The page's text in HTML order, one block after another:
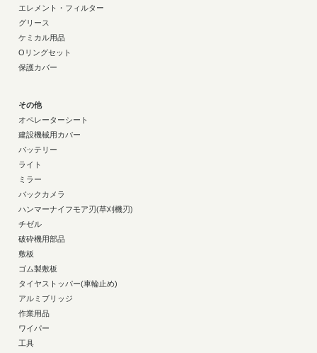
エレメント・フィルター
グリース
ケミカル用品
Oリングセット
保護カバー
その他
オペレーターシート
建設機械用カバー
バッテリー
ライト
ミラー
バックカメラ
ハンマーナイフモア刃(草刈機刃)
チゼル
破砕機用部品
敷板
ゴム製敷板
タイヤストッパー(車輪止め)
アルミブリッジ
作業用品
ワイパー
工具